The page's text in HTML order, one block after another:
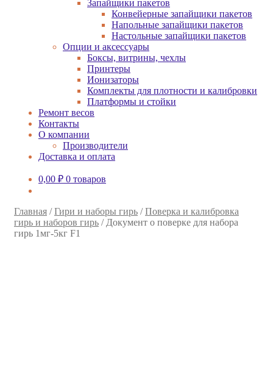
Запайщики пакетов
Конвейерные запайщики пакетов
Напольные запайщики пакетов
Настольные запайщики пакетов
Опции и аксессуары
Боксы, витрины, чехлы
Принтеры
Ионизаторы
Комплекты для плотности и калибровки
Платформы и стойки
Ремонт весов
Контакты
О компании
Производители
Доставка и оплата
0,00 ₽ 0 товаров
Главная /Гири и наборы гирь /Поверка и калибровка
гирь и наборов гирь / Документ о поверке для набора
гирь 1мг-5кг F1